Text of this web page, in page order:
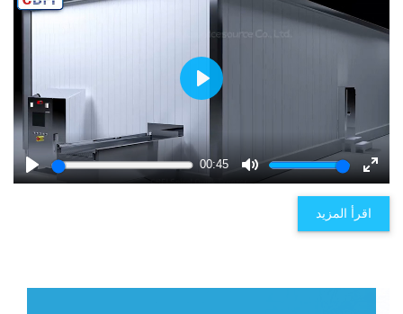
Play
00:45
Mute
Enter
Play
اقرأ المزيد